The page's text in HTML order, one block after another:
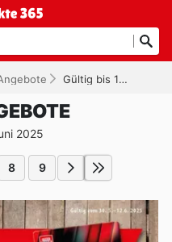
Gültig bis 12.06.2025
2025
8 9